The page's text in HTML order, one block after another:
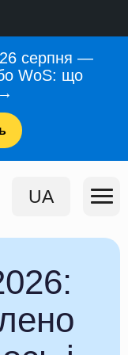
26 серпня —
WoS: що
UA